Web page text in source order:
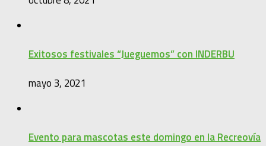
Exitosos festivales “Jueguemos” con INDERBU
mayo 3, 2021
Evento para mascotas este domingo en la Recreovía